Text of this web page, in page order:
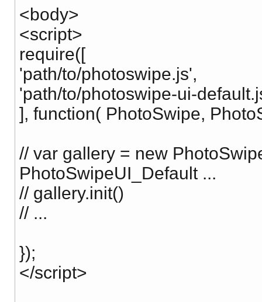
<body>
<script>
require([
'path/to/photoswipe.js',
'path/to/photoswipe-ui-
], function( PhotoSwipe,
// var gallery = new
PhotoSwipeUI_Default ...
// gallery.init()
// ...
});
</script>